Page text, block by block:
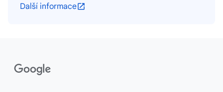
Další informace